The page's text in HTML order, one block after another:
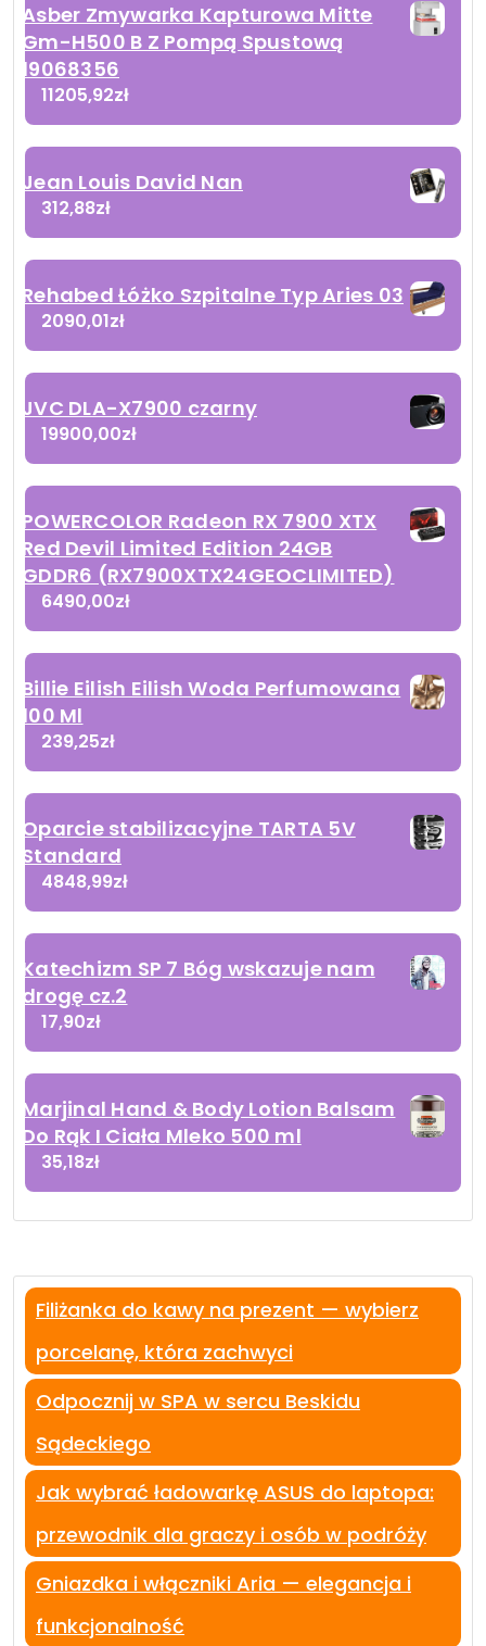
Asber Zmywarka Kapturowa Mitte
Gm-H500 B Z Pompą Spustową
19068356
11205,92zł
Jean Louis David Nan
312,88zł
Rehabed Łóżko Szpitalne Typ Aries 03
2090,01zł
JVC DLA-X7900 czarny
19900,00zł
POWERCOLOR Radeon RX 7900 XTX
Red Devil Limited Edition 24GB
GDDR6 (RX7900XTX24GEOCLIMITED)
6490,00zł
Billie Eilish Eilish Woda Perfumowana
100 Ml
239,25zł
Oparcie stabilizacyjne TARTA 5V
Standard
4848,99zł
Katechizm SP 7 Bóg wskazuje nam
drogę cz.2
17,90zł
Marjinal Hand & Body Lotion Balsam
Do Rąk I Ciała Mleko 500 ml
35,18zł
Filiżanka do kawy na prezent — wybierz
porcelanę, która zachwyci
Odpocznij w SPA w sercu Beskidu
Sądeckiego
Jak wybrać ładowarkę ASUS do laptopa:
przewodnik dla graczy i osób w podróży
Gniazdka i włączniki Aria — elegancja i
funkcjonalność